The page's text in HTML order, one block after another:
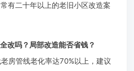
有二十年以上的老旧小区改造案
改吗？局部改造能否省钱？
房管线老化率达70%以上，建议